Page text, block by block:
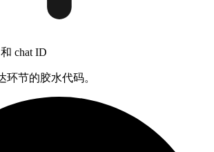
chat ID
环节的胶水代码。